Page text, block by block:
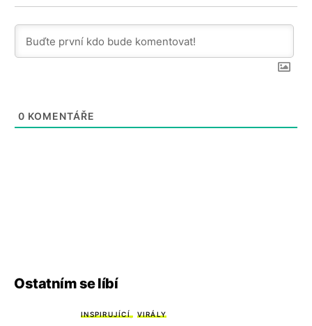
0 KOMENTÁŘE
Ostatním se líbí
INSPIRUJÍCÍ VIRÁLY